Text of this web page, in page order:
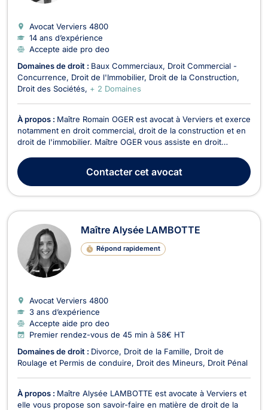
Avocat Verviers 4800
14 ans d’expérience
Accepte aide pro deo
Domaines de droit : Baux Commerciaux Droit Commercial -
Concurrence
Droit de l'Immobilier Droit de la Construction
Droit des Sociétés + 2 Domaines
À propos : Maître Romain OGER est avocat à Verviers et exerce
notamment en droit commercial, droit de la construction et en
droit de l'immobilier. Maître OGER vous assiste en droit
rédaction de contrats (avec les partenaires, clients,
prestataires ou fournisseurs) ou une procédure ...
Contactercet avocat
Maître Alysée LAMBOTTE
Répond rapidement
Avocat Verviers 4800
3 ans d’expérience
Accepte aide pro deo
Premier rendez-vous de 45 min à 58€ HT
Domaines de droit : Divorce Droit de la Famille
Droit de
Roulage et Permis de conduire
Droit des Mineurs Droit Pénal
À propos : Maître Alysée LAMBOTTE est avocate à Verviers et
elle vous propose son savoir-faire en matière de droit de la